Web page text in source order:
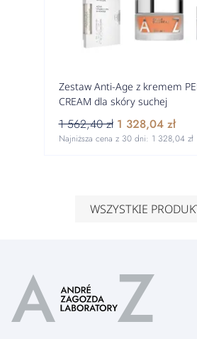
Zestaw Anti-Age z kremem
CREAM dla skóry suchej
1 562,40 zł 1 328,04 zł
Najniższa cena z 30 dni: 1 328,04 zł
WSZYSTKIE